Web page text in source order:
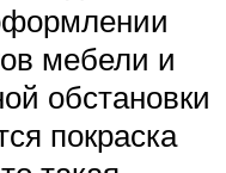
мебели и
обстановки
покраска